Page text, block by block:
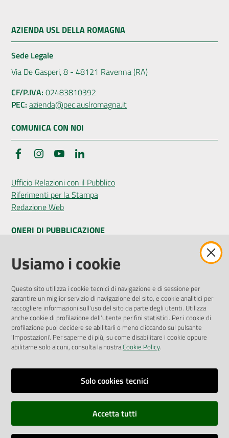
AZIENDA USL DELLA ROMAGNA
Sede Legale
Via De Gasperi, 8 - 48121 Ravenna (RA)
CF/P.IVA: 02483810392
PEC: azienda@pec.auslromagna.it
COMUNICA CON NOI
FacebookInstagramYouTube
Ufficio Relazioni con il Pubblico
Riferimenti per la Stampa
Redazione Web
ONERI DI PUBBLICAZIONE
Amministrazione Trasparente
Pubblicità legale
Privacy Policy
Attuazione Misure PNRR
Liste di Attesa
ENTI, IMPRESE E PARTNER
Fatturazione Elettronica
Richiesta Patrocinio
Usiamo i cookie
Questo sito utilizza i cookie tecnici di navigazione e di sessione per
garantire un miglior servizio di navigazione del sito, e cookie analitici per
raccogliere informazioni sull'uso del sito da parte degli utenti. Utilizza
anche cookie di profilazione dell'utente per fini statistici. Per i cookie di
profilazione puoi decidere se abilitarli o meno cliccando sul pulsante
'Impostazioni'. Per saperne di più, su come disabilitare i cookie oppure
abilitarne solo alcuni, consulta la nostraCookie Policy.
Solo cookies tecnici
Accetta tutti